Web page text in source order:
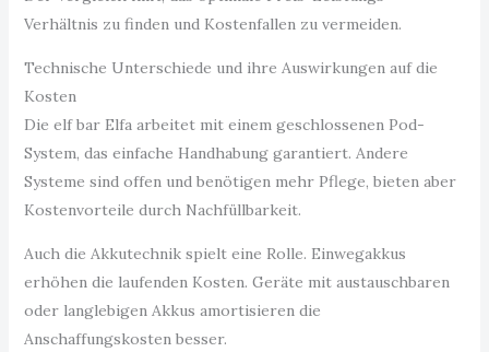
Verhältnis zu finden und Kostenfallen zu vermeiden.
Technische Unterschiede und ihre Auswirkungen auf die
Kosten
Die elf bar Elfa arbeitet mit einem geschlossenen Pod-
System, das einfache Handhabung garantiert. Andere
Systeme sind offen und benötigen mehr Pflege, bieten aber
Kostenvorteile durch Nachfüllbarkeit.
Auch die Akkutechnik spielt eine Rolle. Einwegakkus
erhöhen die laufenden Kosten. Geräte mit austauschbaren
oder langlebigen Akkus amortisieren die
Anschaffungskosten besser.